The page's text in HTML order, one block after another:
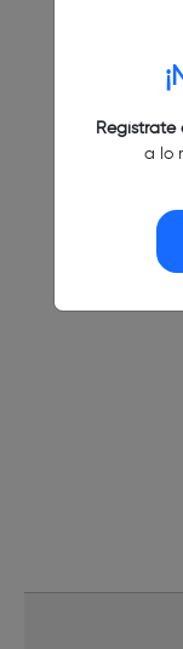
Regístrate
a lo